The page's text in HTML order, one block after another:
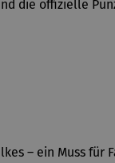
die offizielle
– ein Muss für